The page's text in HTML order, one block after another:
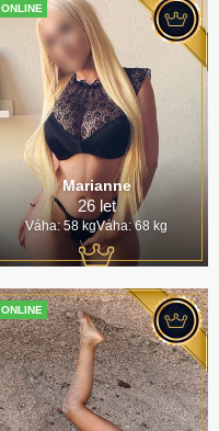
ONLINE
Marianne
26 let
Váha: 58 kgVáha: 68 kg
ONLINE